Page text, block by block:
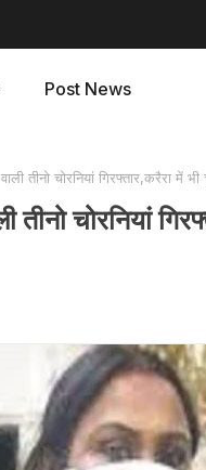
Post News
वाली तीनो चोरनियां गिरफ्तार,करैरा
तीनो चोरनियां